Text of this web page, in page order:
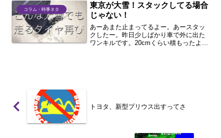
コラム・時事ネタ
東京が大雪！スタックしてる場合
じゃない！
あーあまた止まってるよー。あースタッ
クしたー。昨日少しばかり車で外に出た
ワンキルです。20cmくらい積もったよう
トヨタ、新型プリウス出すってさ